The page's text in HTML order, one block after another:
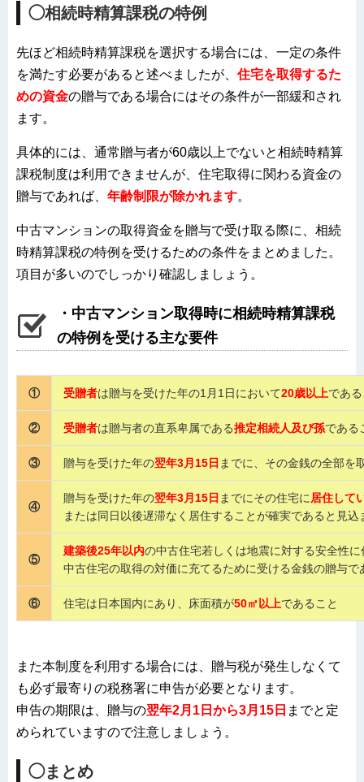
◯相続時精算課税の特例
先ほど相続時精算課税を選択する場合には、一定の条件
を満たす必要があると述べましたが、 住宅を取得するた
めの資金の贈与である場合にはその条件が一部緩和され
ます。
具体的には、通常贈与者が60歳以上でないと相続時精算
課税制度は利用できませんが、住宅取得に関わる資金の
贈与であれば、 年齢制限が除かれます。
中古マンションの取得資金を贈与で受け取る際に、相続
時精算課税の特例を受けるための条件をまとめました。
項目が多いのでしっかり確認しましょう。
・中古マンション取得時に相続時精算課税
の特例を受ける主な要件
① 受贈者は贈与を受けた年の1月1日において20歳以上であ
② 受贈者は贈与者の直系卑属である推定相続人及び孫である
③ 贈与を受けた年の翌年3月15日 までに、その金銭の全部を
④
贈与を受けた年の翌年3月15日 までにその住宅に 居住して
または同日以後遅滞なく居住することが確実であると見込
⑤
建築後25年以内の中古住宅若しくは地震に対する安全性
中古住宅の取得の対価に充てるために受ける金銭の贈与で
⑥ 住宅は日本国内にあり、床面積が50㎡以上であること
また本制度を利用する場合には、贈与税が発生しなくて
も必ず最寄りの税務署に申告が必要となります。
申告の期限は、贈与の翌年2月1日から3月15日 までと定
められていますので注意しましょう。
◯まとめ